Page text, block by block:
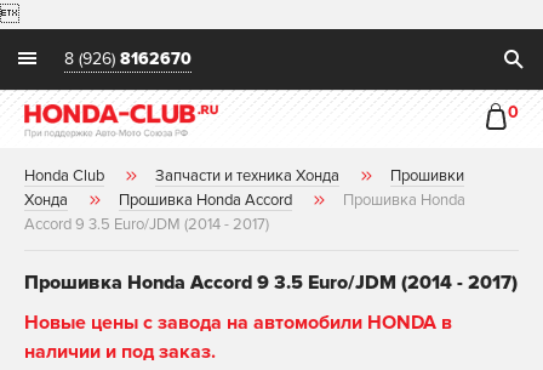

8 (926) 8162670
0
Honda Club Запчасти и техника Хонда
Прошивки
Хонда
Прошивка Honda Accord
Прошивка Honda
Accord 9 3.5 Euro/JDM (2014 - 2017)
Прошивка Honda Accord 9 3.5 Euro/JDM (2014 - 2017)
Новые цены с завода на автомобили HONDA в
наличии и под заказ.